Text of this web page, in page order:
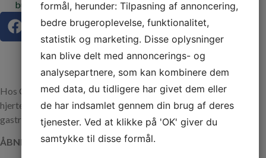
butik@christiansmadhus.dk
Hos Christians Madhus møder du kokke med stort sydfynsk
hjerte, udenlandsk erfaring og professionelt håndværk inden for
gastronomi. Altid god kvalitet i butikken og ud af huset.
ÅBNINGSTIDER
formål, herunder: Tilpasning af annoncering,
bedre brugeroplevelse, funktionalitet,
statistik og marketing. Disse oplysninger
kan blive delt med annoncerings- og
analysepartnere, som kan kombinere dem
med data, du tidligere har givet dem eller
de har indsamlet gennem din brug af deres
tjenester. Ved at klikke på 'OK' giver du
samtykke til disse formål.